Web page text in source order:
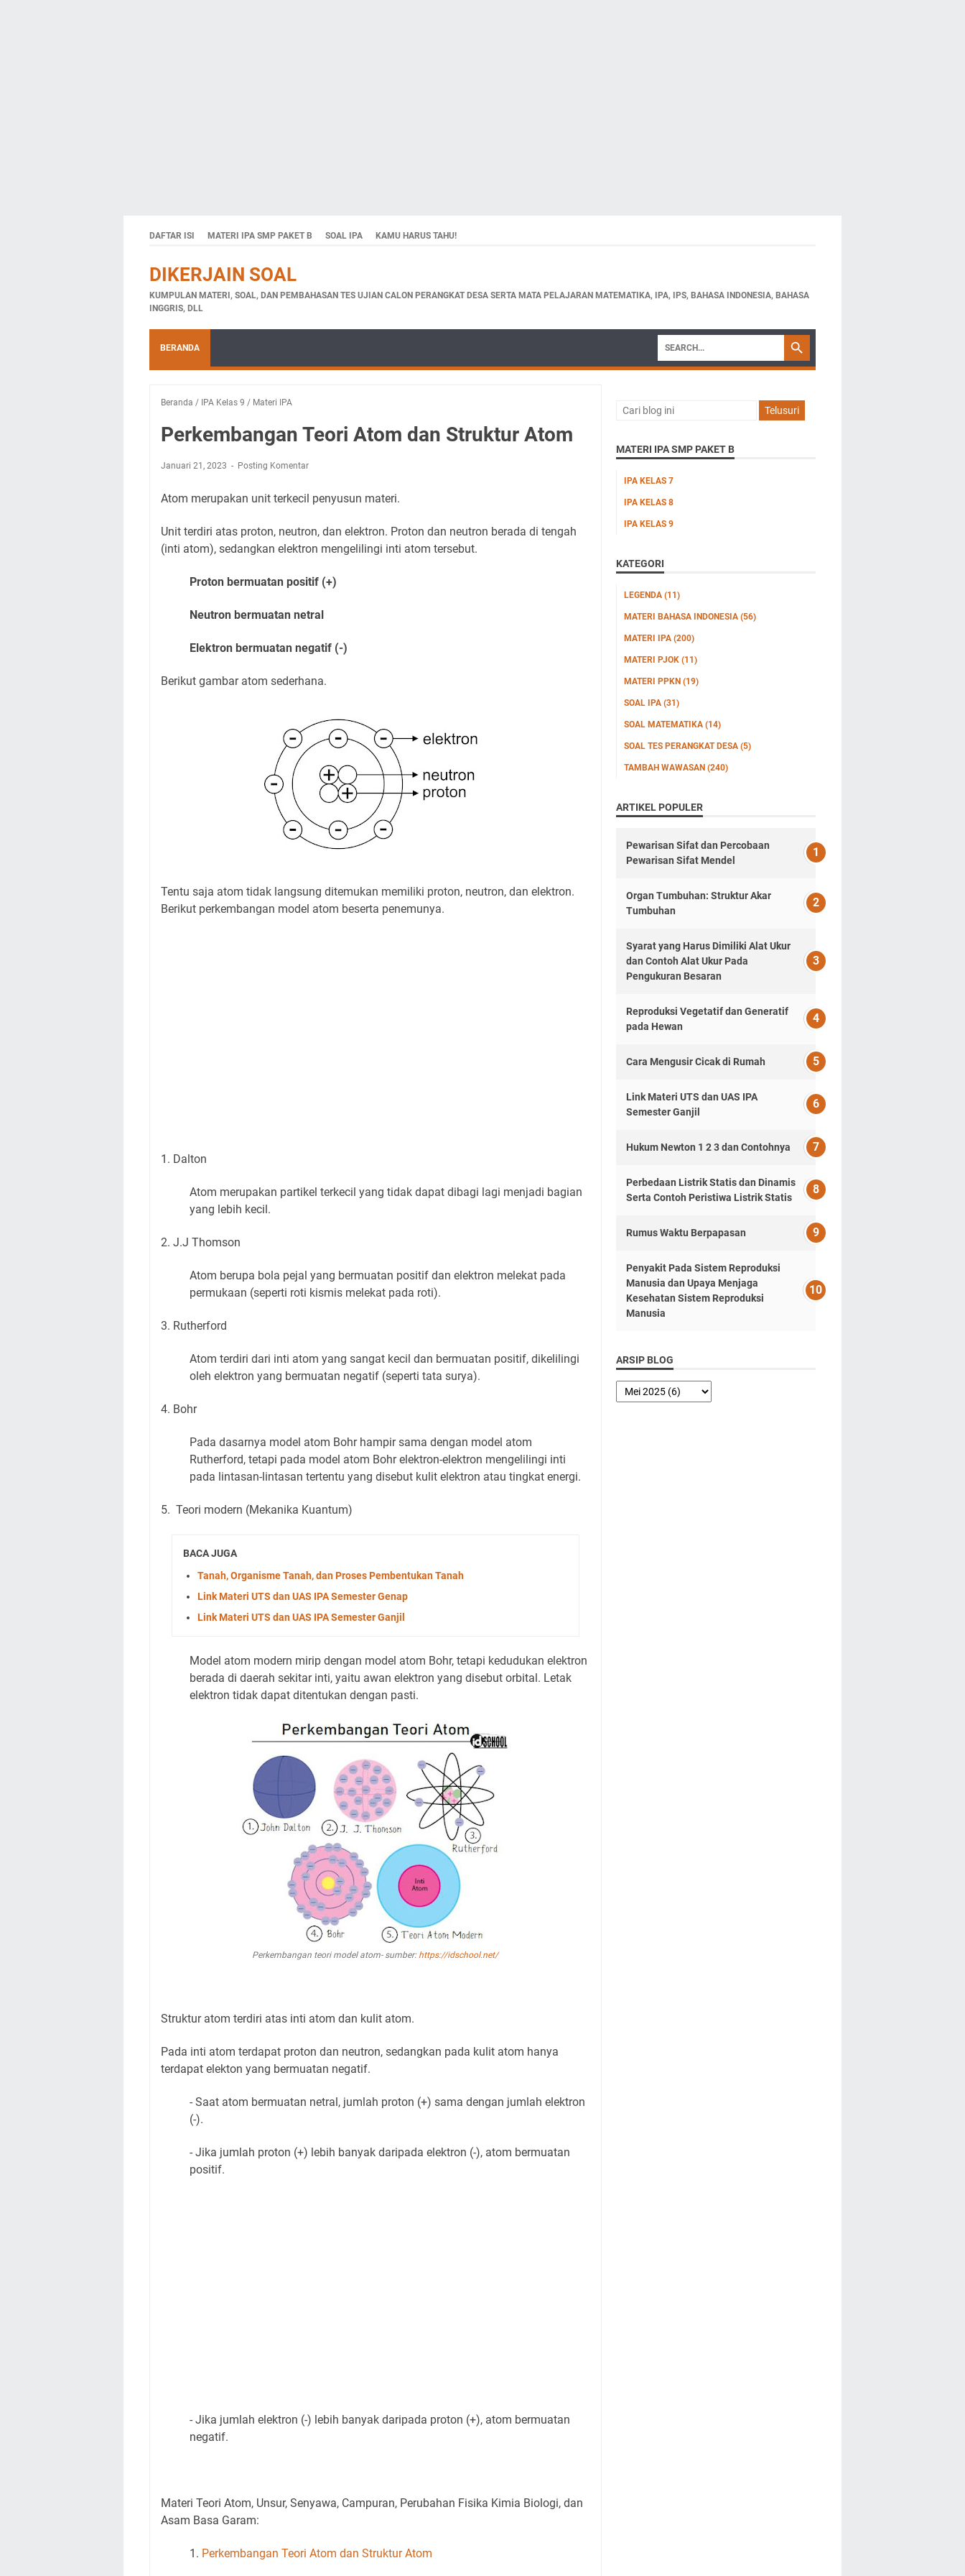
DAFTAR ISI MATERI IPA SMP PAKET B SOAL IPA KAMU HARUS TAHU!
DIKERJAIN SOAL
KUMPULAN MATERI, SOAL, DAN PEMBAHASAN TES UJIAN CALON PERANGKAT DESA SERTA MATA PELAJARAN MATEMATIKA, IPA, IPS, BAHASA INDONESIA, BAHASA
INGGRIS, DLL
BERANDA
Beranda / IPA Kelas 9 / Materi IPA
Perkembangan Teori Atom dan Struktur Atom
Januari 21, 2023 Posting Komentar
Atom merupakan unit terkecil penyusun materi.
Unit terdiri atas proton, neutron, dan elektron. Proton dan neutron berada di tengah
(inti atom), sedangkan elektron mengelilingi inti atom tersebut.
Proton bermuatan positif (+)
Neutron bermuatan netral
Elektron bermuatan negatif (-)
Berikut gambar atom sederhana.
Tentu saja atom tidak langsung ditemukan memiliki proton, neutron, dan elektron.
Berikut perkembangan model atom beserta penemunya.
1. Dalton
Atom merupakan partikel terkecil yang tidak dapat dibagi lagi menjadi bagian
yang lebih kecil.
2. J.J Thomson
Atom berupa bola pejal yang bermuatan positif dan elektron melekat pada
permukaan (seperti roti kismis melekat pada roti).
3. Rutherford
Atom terdiri dari inti atom yang sangat kecil dan bermuatan positif, dikelilingi
oleh elektron yang bermuatan negatif (seperti tata surya).
4. Bohr
Pada dasarnya model atom Bohr hampir sama dengan model atom
Rutherford, tetapi pada model atom Bohr elektron-elektron mengelilingi inti
pada lintasan-lintasan tertentu yang disebut kulit elektron atau tingkat energi.
5. Teori modern (Mekanika Kuantum)
BACA JUGA
Tanah, Organisme Tanah, dan Proses Pembentukan Tanah
Link Materi UTS dan UAS IPA Semester Genap
Link Materi UTS dan UAS IPA Semester Ganjil
Model atom modern mirip dengan model atom Bohr, tetapi kedudukan elektron
berada di daerah sekitar inti, yaitu awan elektron yang disebut orbital. Letak
elektron tidak dapat ditentukan dengan pasti.
Perkembangan teori model atom- sumber: https://idschool.net/
Struktur atom terdiri atas inti atom dan kulit atom.
Pada inti atom terdapat proton dan neutron, sedangkan pada kulit atom hanya
terdapat elekton yang bermuatan negatif.
- Saat atom bermuatan netral, jumlah proton (+) sama dengan jumlah elektron
(-).
- Jika jumlah proton (+) lebih banyak daripada elektron (-), atom bermuatan
positif.
- Jika jumlah elektron (-) lebih banyak daripada proton (+), atom bermuatan
negatif.
Materi Teori Atom, Unsur, Senyawa, Campuran, Perubahan Fisika Kimia Biologi, dan
Asam Basa Garam:
1. Perkembangan Teori Atom dan Struktur Atom
MATERI IPA SMP PAKET B
IPA KELAS 7
IPA KELAS 8
IPA KELAS 9
KATEGORI
LEGENDA (11)
MATERI BAHASA INDONESIA (56)
MATERI IPA (200)
MATERI PJOK (11)
MATERI PPKN (19)
SOAL IPA (31)
SOAL MATEMATIKA (14)
SOAL TES PERANGKAT DESA (5)
TAMBAH WAWASAN (240)
ARTIKEL POPULER
Pewarisan Sifat dan Percobaan
Pewarisan Sifat Mendel
Organ Tumbuhan: Struktur Akar
Tumbuhan
Syarat yang Harus Dimiliki Alat Ukur
dan Contoh Alat Ukur Pada
Pengukuran Besaran
Reproduksi Vegetatif dan Generatif
pada Hewan
Cara Mengusir Cicak di Rumah
Link Materi UTS dan UAS IPA
Semester Ganjil
Hukum Newton 1 2 3 dan Contohnya
Perbedaan Listrik Statis dan Dinamis
Serta Contoh Peristiwa Listrik Statis
Rumus Waktu Berpapasan
Penyakit Pada Sistem Reproduksi
Manusia dan Upaya Menjaga
Kesehatan Sistem Reproduksi
Manusia
ARSIP BLOG